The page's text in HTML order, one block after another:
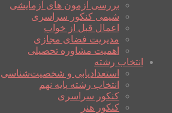
بررسی آزمون های آزمایشی
شیمی کنکور سراسری
اعمال قبل از خواب
مدیریت فضای مجازی
اهمیت مشاوره تحصیلی
انتخاب رشته
استعدادیابی و شخصیت‌شناسی
انتخاب رشته پایه نهم
کنکور سراسری
کنکور هنر